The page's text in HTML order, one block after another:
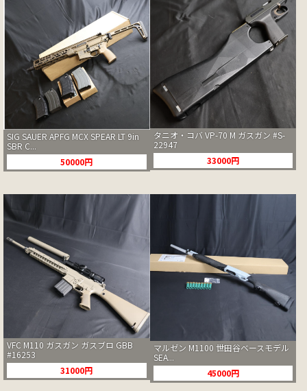
SIG SAUER APFG MCX SPEAR LT 9in
SBR C...
50000円
タニオ・コバ VP-70 M ガスガン #S-
22947
33000円
VFC M110 ガスガン ガスブロ GBB
#16253
31000円
マルゼン M1100 世田谷ベースモデル
SEA...
45000円